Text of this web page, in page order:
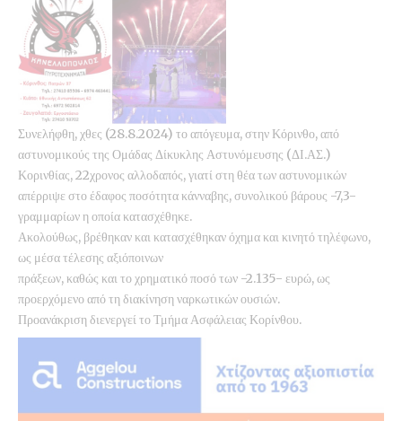
Συνελήφθη, χθες (28.8.2024) το απόγευμα, στην Κόρινθο, από
αστυνομικούς της Ομάδας Δίκυκλης Αστυνόμευσης (ΔΙ.ΑΣ.)
Κορινθίας, 22χρονος αλλοδαπός, γιατί στη θέα των αστυνομικών
απέρριψε στο έδαφος ποσότητα κάνναβης, συνολικού βάρους -7,3-
γραμμαρίων η οποία κατασχέθηκε.
Ακολούθως, βρέθηκαν και κατασχέθηκαν όχημα και κινητό τηλέφωνο,
ως μέσα τέλεσης αξιόποινων
πράξεων, καθώς και το χρηματικό ποσό των -2.135- ευρώ, ως
προερχόμενο από τη διακίνηση ναρκωτικών ουσιών.
Προανάκριση διενεργεί το Τμήμα Ασφάλειας Κορίνθου.